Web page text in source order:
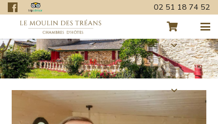
02 51 18 74 52
Retour aux actualités